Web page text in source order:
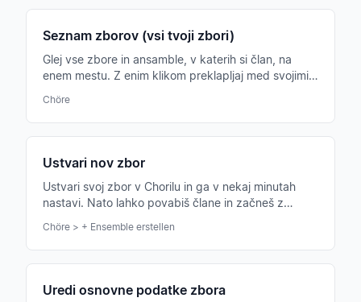
Seznam zborov (vsi tvoji zbori)
Glej vse zbore in ansamble, v katerih si član, na
enem mestu. Z enim klikom preklapljaj med svojimi
Chöre
Ustvari nov zbor
Ustvari svoj zbor v Chorilu in ga v nekaj minutah
nastavi. Nato lahko povabiš člane in začneš z
Chöre > + Ensemble erstellen
Uredi osnovne podatke zbora